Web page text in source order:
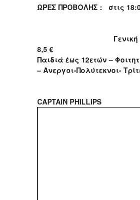
ΩΡΕΣ ΠΡΟΒΟΛΗΣ : στις
8,5 €
Παιδιά έως 12ετών –
– Άνεργοι-Πολύτεκνοι-
CAPTAIN PHILLIPS